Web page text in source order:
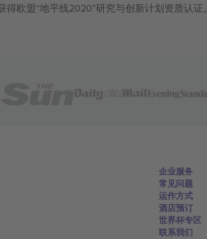
欧盟“地平线2020”研究与创新计划资质认证。
企业服务
常见问题
运作方式
酒店预订
世界杯专区
联系我们